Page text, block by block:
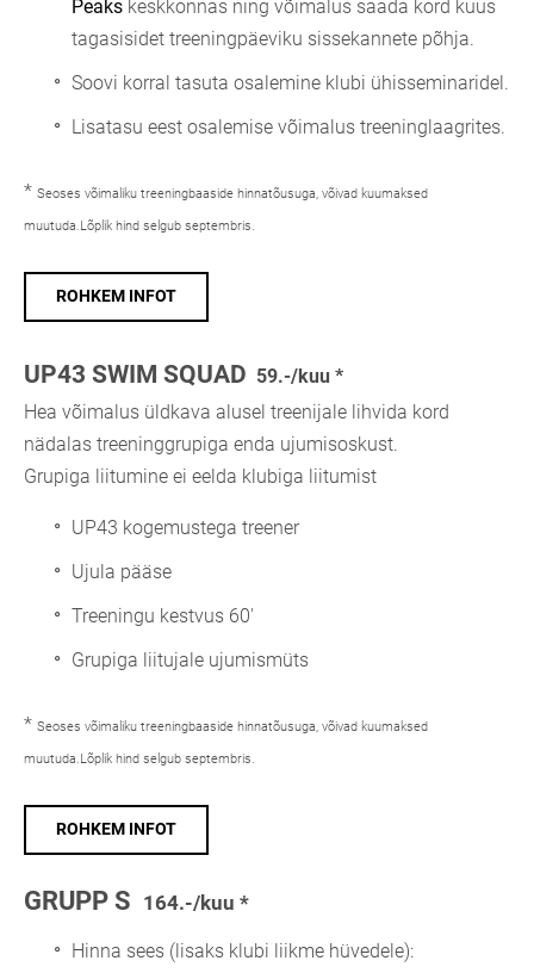
Peaks keskkonnas ning võimalus saada kord kuus
tagasisidet treeningpäeviku sissekannete põhja.
Soovi korral tasuta osalemine klubi ühisseminaridel.
Lisatasu eest osalemise võimalus treeninglaagrites.
* Seoses võimaliku treeningbaaside hinnatõusuga, võivad kuumaksed
muutuda.Lõplik hind selgub septembris.
ROHKEM INFOT
UP43 SWIM SQUAD 59.-/kuu *
Hea võimalus üldkava alusel treenijale lihvida kord
nädalas treeninggrupiga enda ujumisoskust.
Grupiga liitumine ei eelda klubiga liitumist
UP43 kogemustega treener
Ujula pääse
Treeningu kestvus 60'
Grupiga liitujale ujumismüts
* Seoses võimaliku treeningbaaside hinnatõusuga, võivad kuumaksed
muutuda.Lõplik hind selgub septembris.
ROHKEM INFOT
GRUPP S 164.-/kuu *
Hinna sees (lisaks klubi liikme hüvedele):